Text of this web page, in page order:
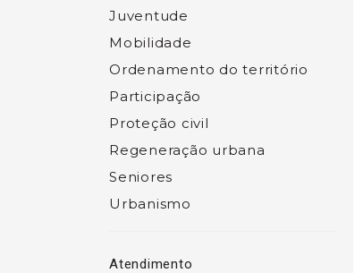
Juventude
Mobilidade
Ordenamento do território
Participação
Proteção civil
Regeneração urbana
Seniores
Urbanismo
Atendimento